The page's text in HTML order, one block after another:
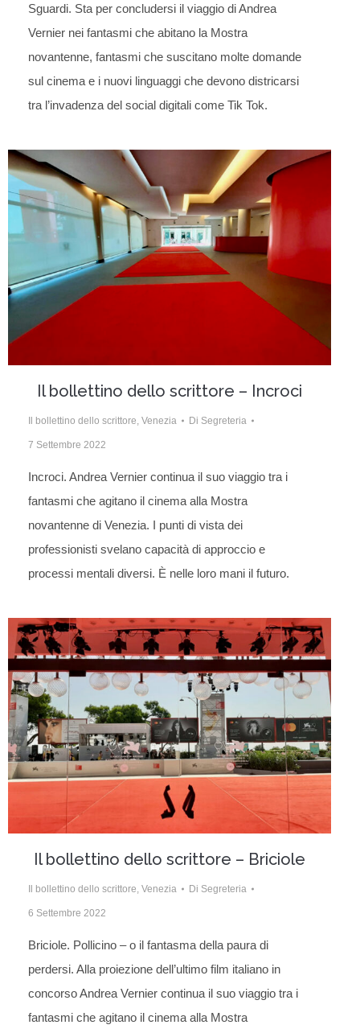
Sguardi. Sta per concludersi il viaggio di Andrea
Vernier nei fantasmi che abitano la Mostra
novantenne, fantasmi che suscitano molte domande
sul cinema e i nuovi linguaggi che devono districarsi
tra l’invadenza del social digitali come Tik Tok.
Il bollettino dello scrittore – Incroci
Il bollettino dello scrittore, Venezia Di Segreteria
7 Settembre 2022
Incroci. Andrea Vernier continua il suo viaggio tra i
fantasmi che agitano il cinema alla Mostra
novantenne di Venezia. I punti di vista dei
professionisti svelano capacità di approccio e
processi mentali diversi. È nelle loro mani il futuro.
Il bollettino dello scrittore – Briciole
Il bollettino dello scrittore, Venezia Di Segreteria
6 Settembre 2022
Briciole. Pollicino – o il fantasma della paura di
perdersi. Alla proiezione dell’ultimo film italiano in
concorso Andrea Vernier continua il suo viaggio tra i
fantasmi che agitano il cinema alla Mostra